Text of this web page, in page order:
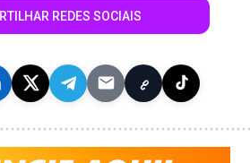
REDES SOCIAIS